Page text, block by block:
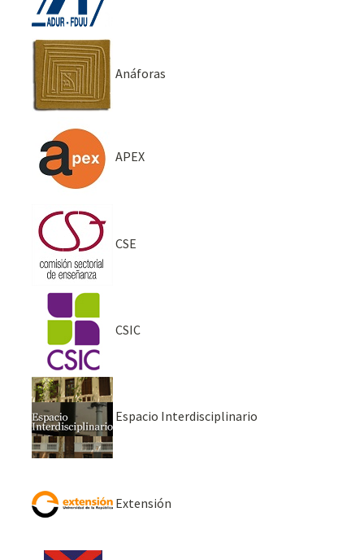
Anáforas
APEX
CSE
CSIC
Espacio Interdisciplinario
Extensión